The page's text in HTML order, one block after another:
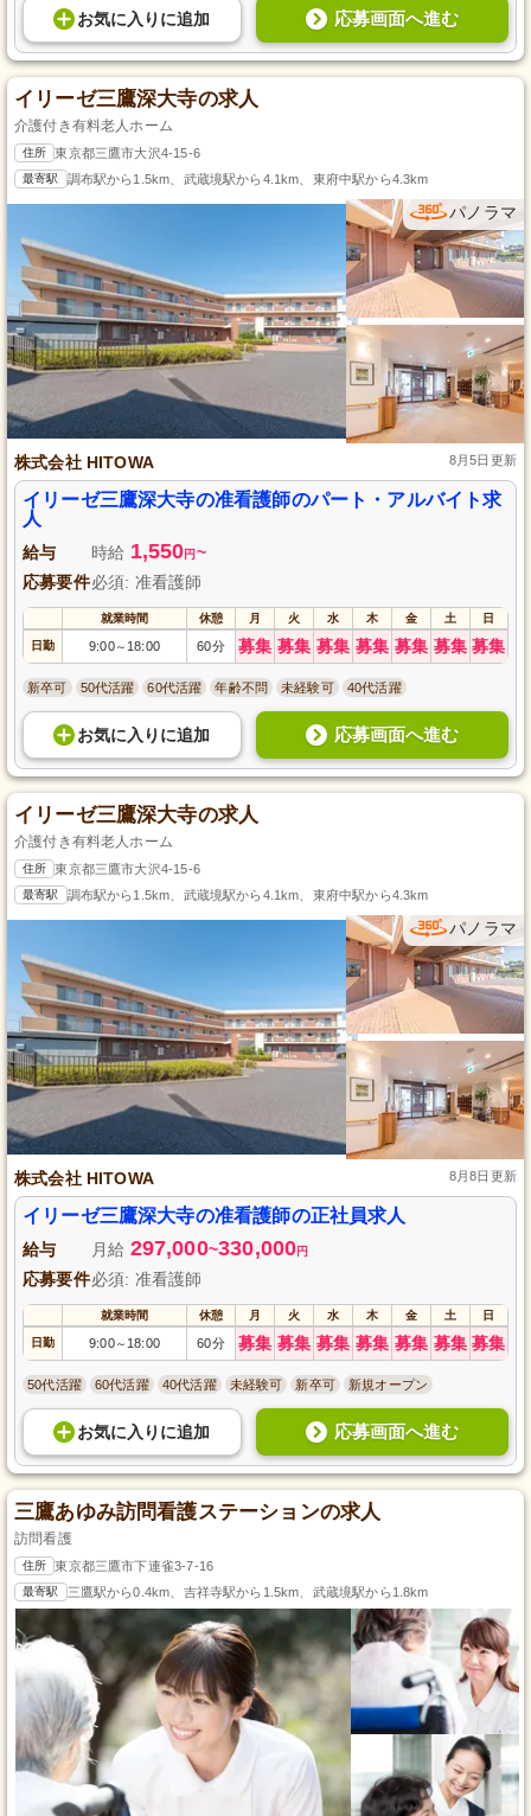
お気に入り に追加 応募画面へ進む
イリーゼ三鷹深大寺の求人
介護付き有料老人ホーム
住所 東京都三鷹市大沢4-15-6
最寄駅 調布駅から1.5km、武蔵境駅から4.1km、東府中駅から4.3km
パノラマ
株式会社 HITOWA 8月5日更新
イリーゼ三鷹深大寺の准看護師のパート・アルバイト求
人
給与 時給 1,550円 ~
応募要件必須: 准看護師
就業時間 休憩 月 火 水 木 金 土 日
日勤 9:00～ 18:00 60分 募集 募集 募集 募集 募集 募集 募集
新卒可 50代活躍 60代活躍 年齢不問 未経験可 40代活躍
お気に入り に追加 応募画面へ進む
イリーゼ三鷹深大寺の求人
介護付き有料老人ホーム
住所 東京都三鷹市大沢4-15-6
最寄駅 調布駅から1.5km、武蔵境駅から4.1km、東府中駅から4.3km
パノラマ
株式会社 HITOWA 8月8日更新
イリーゼ三鷹深大寺の准看護師の正社員求人
給与 月給 297,000~330,000円
応募要件必須: 准看護師
就業時間 休憩 月 火 水 木 金 土 日
日勤 9:00～ 18:00 60分 募集 募集 募集 募集 募集 募集 募集
50代活躍 60代活躍 40代活躍 未経験可 新卒可 新規オープン
お気に入り に追加 応募画面へ進む
三鷹あゆみ訪問看護ステーションの求人
訪問看護
住所 東京都三鷹市下連雀3-7-16
最寄駅 三鷹駅から0.4km、吉祥寺駅から1.5km、武蔵境駅から1.8km